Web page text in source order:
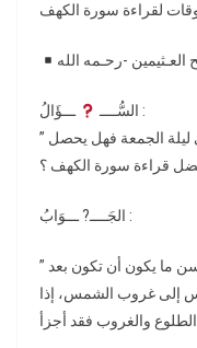
لقراءة سورة الكهف
السُّــــ ـــؤَالُ :
” فضيلة الشيخ ، من قرأ سورة الكهف في ليلة الجمعة فهل يحصل
الجَــــ? ـــوَابُ :
” لا ، قراءة سورة الكهف يوم الجمعة، وأحسن ما يكون أن تكون بعد
إلى غروب الشمس، إذا